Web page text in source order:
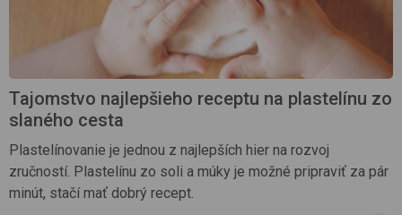
Tajomstvo najlepšieho receptu na plastelínu zo
slaného cesta
Plastelínovanie je jednou z najlepších hier na rozvoj
zručností. Plastelínu zo soli a múky je možné pripraviť za pár
minút, stačí mať dobrý recept.